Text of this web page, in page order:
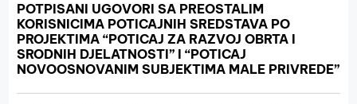
POTPISANI UGOVORI SA PREOSTALIM
KORISNICIMA POTICAJNIH SREDSTAVA PO
PROJEKTIMA “POTICAJ ZA RAZVOJ OBRTA I
SRODNIH DJELATNOSTI” I “POTICAJ
NOVOOSNOVANIM SUBJEKTIMA MALE PRIVREDE”